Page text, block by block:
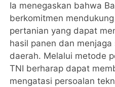
Ia menegaskan bahwa
berkomitmen
pertanian yang dapat
hasil panen dan
daerah. Melalui metode
TNI berharap dapat
mengatasi persoalan